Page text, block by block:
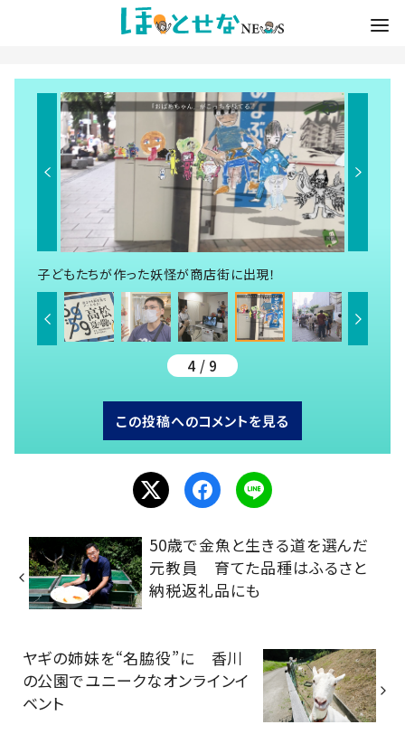
子どもたちが作った妖怪が商店街に出現！
4 / 9
この投稿へのコメントを見る
50歳で金魚と生きる道を選んだ
元教員 育てた品種はふるさと
納税返礼品にも
ヤギの姉妹を“名脇役”に 香川
の公園でユニークなオンラインイ
ベント